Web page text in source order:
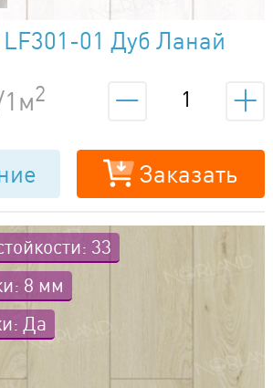
01 Дуб Ланай
2
Заказать
33
8 мм
Да